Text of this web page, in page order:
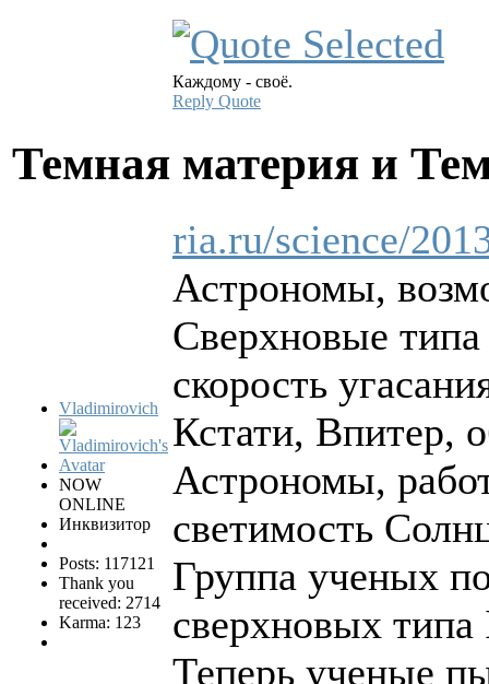
Каждому - своё.
Reply Quote
Темная материя и
Vladimirovich
NOW
ONLINE
Инквизитор
Posts: 117121
Thank you
received: 2714
Karma: 123
ria.ru/science/
Астрономы,
Сверхновые типа
скорость
Кстати, Впитер,
Астрономы,
светимость
Группа ученых
сверхновых
Теперь ученые